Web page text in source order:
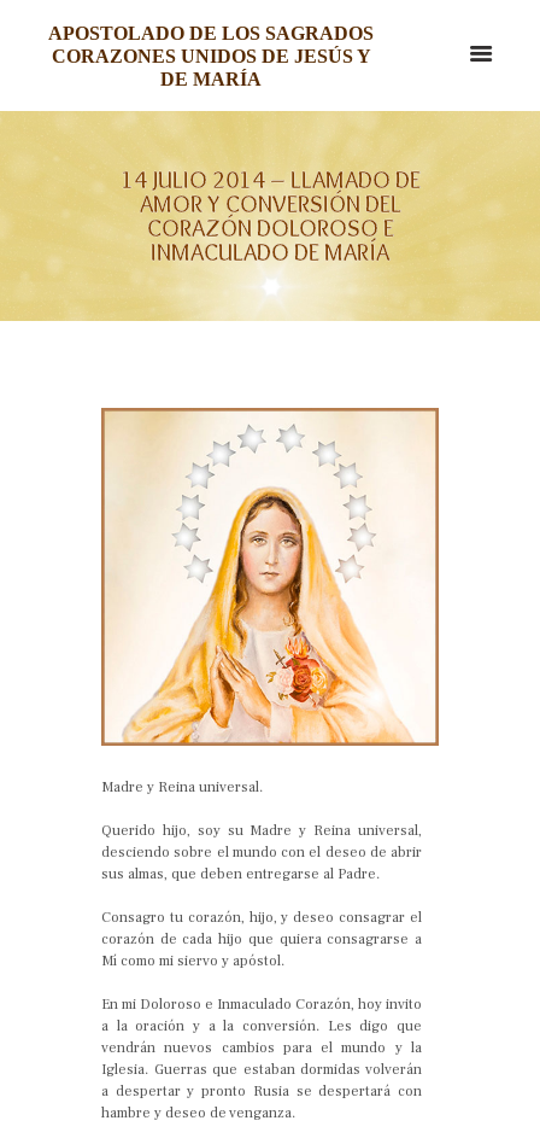
APOSTOLADO DE LOS SAGRADOS
CORAZONES UNIDOS DE JESÚS Y
DE MARÍA
14 JULIO 2014 – LLAMADO DE
AMOR Y CONVERSIÓN DEL
CORAZÓN DOLOROSO E
INMACULADO DE MARÍA
Madre y Reina universal.
Querido hijo, soy su Madre y Reina universal,
desciendo sobre el mundo con el deseo de abrir
sus almas, que deben entregarse al Padre.
Consagro tu corazón, hijo, y deseo consagrar el
corazón de cada hijo que quiera consagrarse a
Mí como mi siervo y apóstol.
En mi Doloroso e Inmaculado Corazón, hoy invito
a la oración y a la conversión. Les digo que
vendrán nuevos cambios para el mundo y la
Iglesia. Guerras que estaban dormidas volverán
a despertar y pronto Rusia se despertará con
hambre y deseo de venganza.